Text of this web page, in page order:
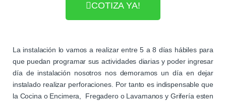
COTIZA YA!
La instalación lo vamos a realizar entre 5 a 8 días hábiles para
que puedan programar sus actividades diarias y poder ingresar
día de instalación nosotros nos demoramos un día en dejar
instalado realizar perforaciones. Por tanto es indispensable que
la Cocina o Encimera, Fregadero o Lavamanos y Grifería esten